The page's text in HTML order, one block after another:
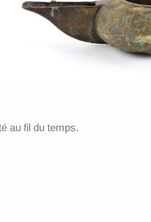
au fil du temps.